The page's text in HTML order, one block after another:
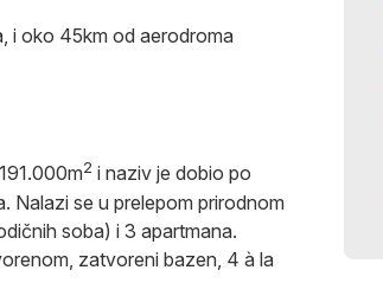
i oko 45km od aerodroma
2 i naziv je dobio po
Nalazi se u prelepom prirodnom
soba) i 3 apartmana.
zatvoreni bazen, 4 à la